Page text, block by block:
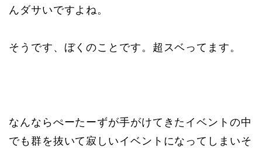
んダサいですよね。
そうです、ぼくのことです。超スベってます。
なんならぺーたーずが手がけてきたイベントの中
でも群を抜いて寂しいイベントになってしまいそ